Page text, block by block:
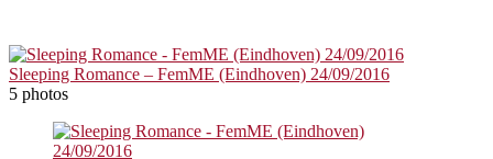
Sleeping Romance – FemME (Eindhoven) 24/09/2016
5 photos